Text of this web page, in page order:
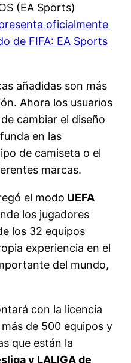
(EA Sports)
oficialmente
de FIFA: EA Sports
añadidas son más
Ahora los usuarios
cambiar el diseño
en las
de camiseta o el
marcas.
el modo UEFA
los jugadores
los 32 equipos
experiencia en el
del mundo,
con la licencia
de 500 equipos y
que están la
y LALIGA de